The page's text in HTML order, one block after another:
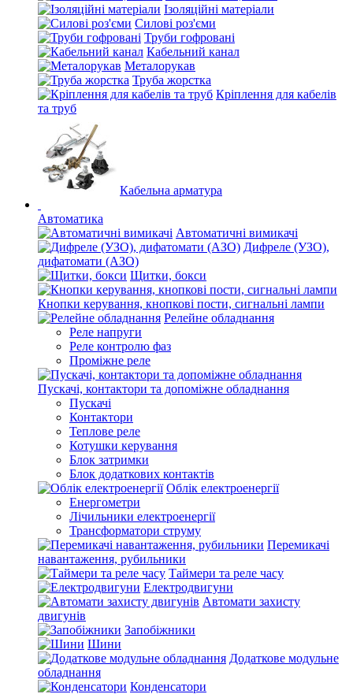
Ізоляційні матеріали
Силові роз'єми
Труби гофровані
Кабельний канал
Металорукав
Труба жорстка
Кріплення для кабелів
та труб
Кабельна арматура
Автоматика
Автоматичні вимикачі
Дифреле (УЗО),
дифатомати (АЗО)
Щитки, бокси
Кнопки керування, кнопкові пости, сигнальні лампи
Релейне обладнання
Реле напруги
Реле контролю фаз
Проміжне реле
Пускачі, контактори та допоміжне обладнання
Пускачі
Контактори
Теплове реле
Котушки керування
Блок затримки
Блок додаткових контактів
Облік електроенергії
Енергометри
Лічильники електроенергії
Трансформатори струму
Перемикачі
навантаження, рубильники
Таймери та реле часу
Електродвигуни
Автомати захисту
двигунів
Запобіжники
Шини
Додаткове модульне
обладнання
Конденсатори